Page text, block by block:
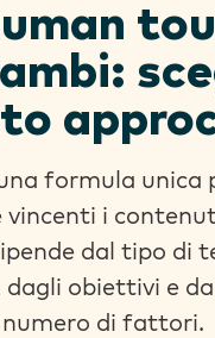
formula unica
vincenti i
dal tipo di
dagli obiettivi e
numero di fattori.